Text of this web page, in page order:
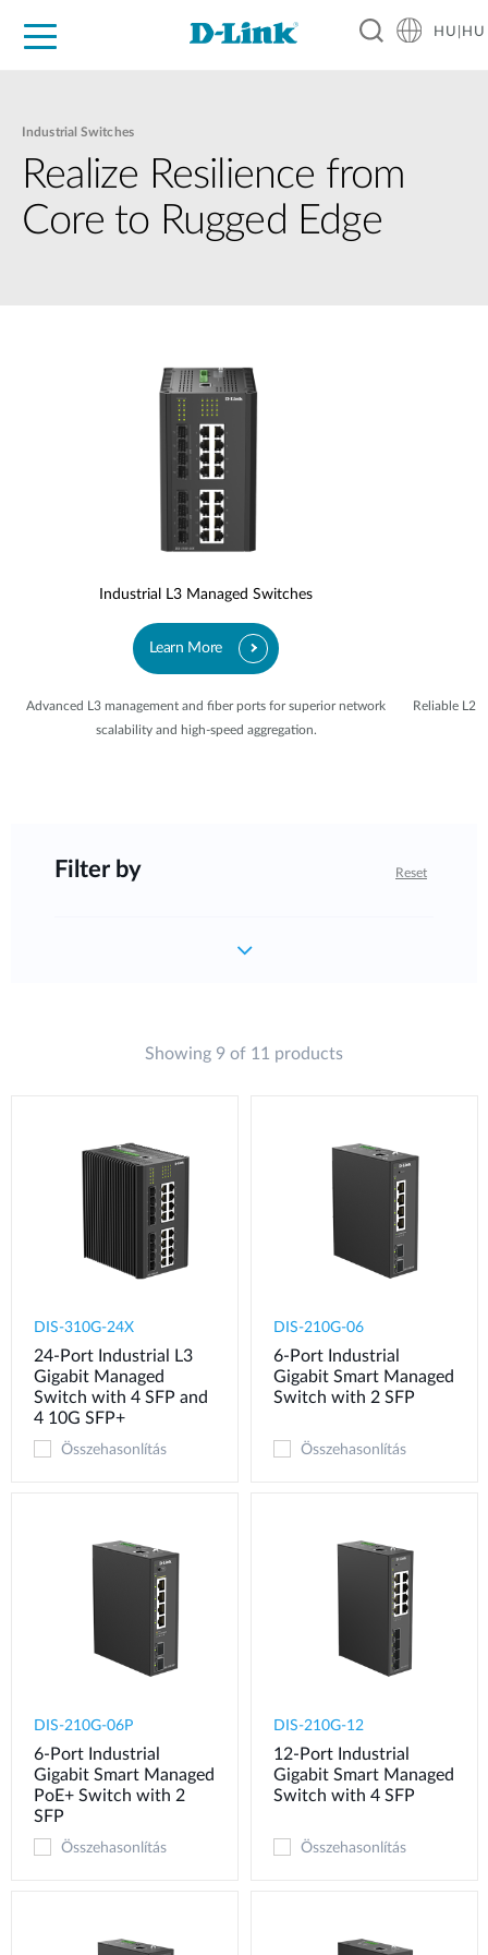
HU|HU
Industrial Switches
Realize Resilience from
Core to Rugged Edge
Industrial L3 Managed Switches
Learn More
Advanced L3 management and fiber ports for superior network
scalability and high-speed aggregation.
Reliable L2
Filter by Reset
Showing 9 of 11 products
DIS-310G-24X
24-Port Industrial L3
Gigabit Managed
Switch with 4 SFP and
4 10G SFP+
Összehasonlítás
DIS-210G-06
6-Port Industrial
Gigabit Smart Managed
Switch with 2 SFP
Összehasonlítás
DIS-210G-06P
6-Port Industrial
Gigabit Smart Managed
PoE+ Switch with 2
SFP
Összehasonlítás
DIS-210G-12
12-Port Industrial
Gigabit Smart Managed
Switch with 4 SFP
Összehasonlítás